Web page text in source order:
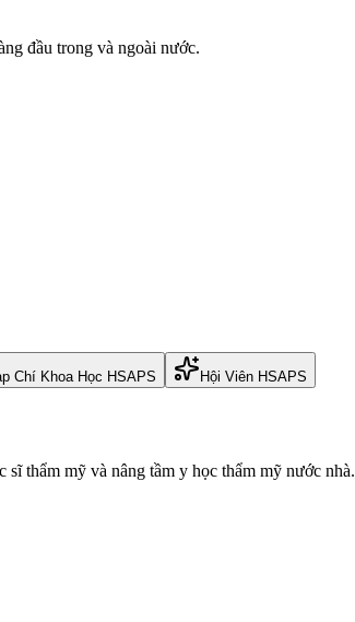
đầu trong và ngoài nước.
Chí Khoa Học HSAPS Hội Viên HSAPS
thẩm mỹ và nâng tầm y học thẩm mỹ nước nhà.